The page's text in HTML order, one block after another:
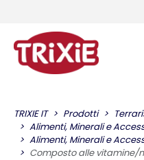
TRIXIE IT Prodotti
Alimenti, Minerali e
Alimenti, Minerali e
Composto alle vitamine/